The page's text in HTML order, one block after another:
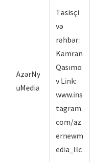
AzərNy
uMedia
Təsisçi
və
rəhbər:
Kamran
Qasımo
v Link:
www.ins
tagram.
com/az
ernewm
edia_llc